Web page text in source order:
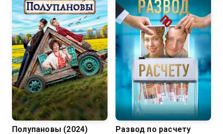
6.4
Полупановы (2024)
6.2
Развод по расчету